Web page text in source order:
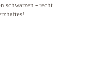
schwarzen - recht